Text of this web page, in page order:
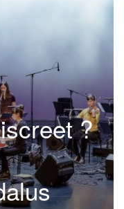
?